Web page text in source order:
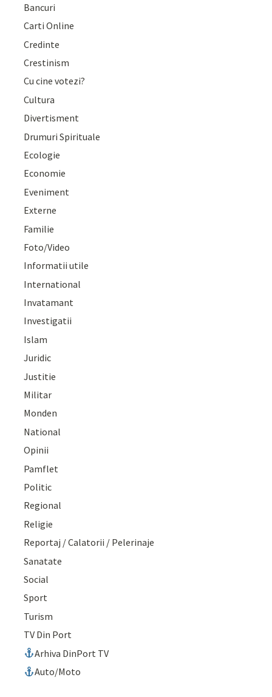
Bancuri
Carti Online
Credinte
Crestinism
Cu cine votezi?
Cultura
Divertisment
Drumuri Spirituale
Ecologie
Economie
Eveniment
Externe
Familie
Foto/Video
Informatii utile
International
Invatamant
Investigatii
Islam
Juridic
Justitie
Militar
Monden
National
Opinii
Pamflet
Politic
Regional
Religie
Reportaj / Calatorii / Pelerinaje
Sanatate
Social
Sport
Turism
TV Din Port
Arhiva DinPort TV
Auto/Moto